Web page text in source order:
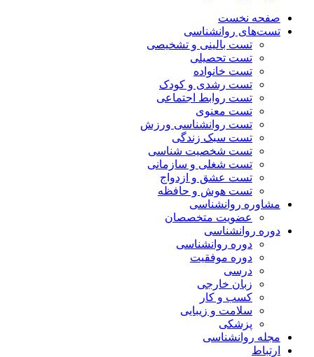
صفحه نخست
تست‌های روانشناسی
تست بالینی و تشخیصی
تست تحصیلی
تست خانواده
تست رشدی و کودک
تست روابط اجتماعی
تست معنوی
تست روانشناسی ورزش
تست سبک زندگی
تست شخصیت شناسی
تست شغلی و سازمانی
تست عشق و ازدواج
تست هوش و حافظه
مشاوره روانشناسی
عضویت متخصصان
دوره روانشناسی
دوره روانشناسی
دوره موفقیت
درسی
زبان خارجی
کسب و کار
سلامت و زیبایی
پزشکی
مجله روانشناسی
ارتباط